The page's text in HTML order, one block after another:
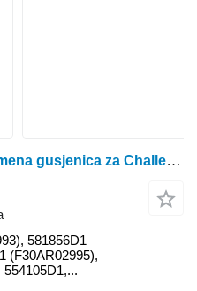
AGCO MT765 581857D1 gumena gusjenica za Challenger MT 765 traktora gusjeničara
581856D1
(F30AR02995),